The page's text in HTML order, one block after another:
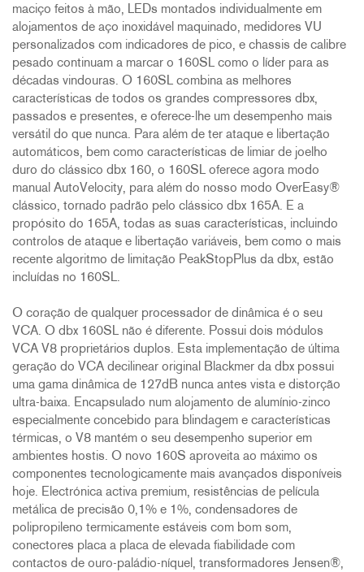
maciço feitos à mão, LEDs montados individualmente em
alojamentos de aço inoxidável maquinado, medidores VU
personalizados com indicadores de pico, e chassis de calibre
pesado continuam a marcar o 160SL como o líder para as
décadas vindouras. O 160SL combina as melhores
características de todos os grandes compressores dbx,
passados e presentes, e oferece-lhe um desempenho mais
versátil do que nunca. Para além de ter ataque e libertação
automáticos, bem como características de limiar de joelho
duro do clássico dbx 160, o 160SL oferece agora modo
manual AutoVelocity, para além do nosso modo OverEasy®
clássico, tornado padrão pelo clássico dbx 165A. E a
propósito do 165A, todas as suas características, incluindo
controlos de ataque e libertação variáveis, bem como o mais
recente algoritmo de limitação PeakStopPlus da dbx, estão
incluídas no 160SL.
O coração de qualquer processador de dinâmica é o seu
VCA. O dbx 160SL não é diferente. Possui dois módulos
VCA V8 proprietários duplos. Esta implementação de última
geração do VCA decilinear original Blackmer da dbx possui
uma gama dinâmica de 127dB nunca antes vista e distorção
ultra-baixa. Encapsulado num alojamento de alumínio-zinco
especialmente concebido para blindagem e características
térmicas, o V8 mantém o seu desempenho superior em
ambientes hostis. O novo 160S aproveita ao máximo os
componentes tecnologicamente mais avançados disponíveis
hoje. Electrónica activa premium, resistências de película
metálica de precisão 0,1% e 1%, condensadores de
polipropileno termicamente estáveis com bom som,
conectores placa a placa de elevada fiabilidade com
contactos de ouro-paládio-níquel, transformadores Jensen®,